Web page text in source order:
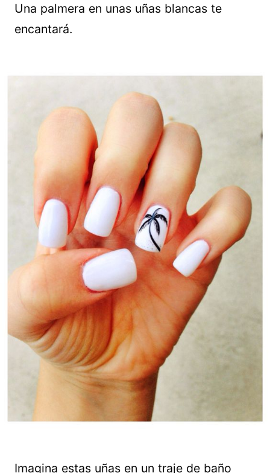
Una palmera en unas uñas blancas te
encantará.
Imagina estas uñas en un traje de baño